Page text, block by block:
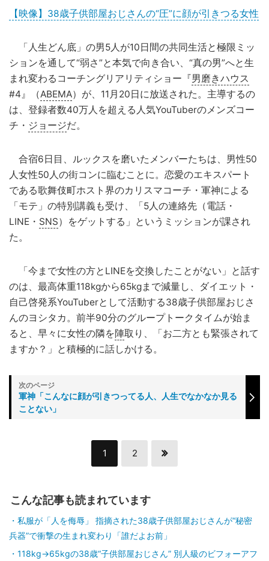
【映像】38歳子供部屋おじさんの“圧”に顔が引きつる女性
「人生どん底」の男5人が10日間の共同生活と極限ミッ
ションを通して“弱さ”と本気で向き合い、“真の男”へと生
まれ変わるコーチングリアリティショー『男磨きハウス
#4』（ABEMA）が、11月20日に放送された。主導するの
は、登録者数40万人を超える人気YouTuberのメンズコー
チ・ ジョージだ。
合宿6日目、ルックスを磨いたメンバーたちは、男性50
人女性50人の街コンに臨むことに。恋愛のエキスパート
である歌舞伎町ホスト界のカリスマコーチ・軍神による
「モテ」の特別講義も受け、「5人の連絡先（電話・
LINE・ SNS）をゲットする」というミッションが課され
た。
「今まで女性の方とLINEを交換したことがない」と話す
のは、最高体重118kgから65kgまで減量し、ダイエット・
自己啓発系YouTuberとして活動する38歳子供部屋おじさ
んのヨシタカ。前半90分のグループトークタイムが始ま
ると、早々に女性の隣を陣取り、「お二方とも緊張されて
ますか？」と積極的に話しかける。
軍神「こんなに顔が引きつってる人、人生でなかなか見る
ことない」
1 2
こんな記事も読まれています
私服が「人を侮辱」 指摘された38歳子供部屋おじさんが“秘密
兵器”で衝撃の生まれ変わり「誰だよお前」
118kg→65kgの38歳“子供部屋おじさん” 別人級のビフォーアフ